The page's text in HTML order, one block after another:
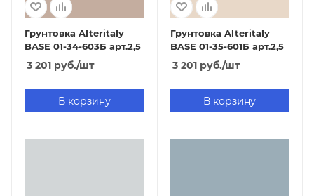
Грунтовка Alteritaly
BASE 01-34-603Б арт.2,5
3 201 руб./шт
В корзину
Грунтовка Alteritaly
BASE 01-35-601Б арт.2,5
3 201руб./шт
В корзину